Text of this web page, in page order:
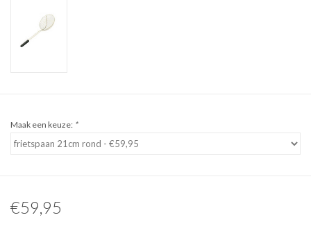
Maak een keuze: *
€59,95